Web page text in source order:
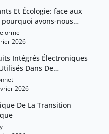
Et Écologie: face aux
pourquoi avons-nous
artistes?
2026
Intégrés Électroniques
Dans De
Appareils?
2026
De La Transition